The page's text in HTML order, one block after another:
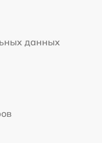
данных